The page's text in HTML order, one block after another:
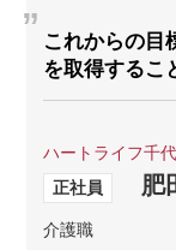
これからの目
を取得するこ
ハートライフ千
正社員
肥
介護職